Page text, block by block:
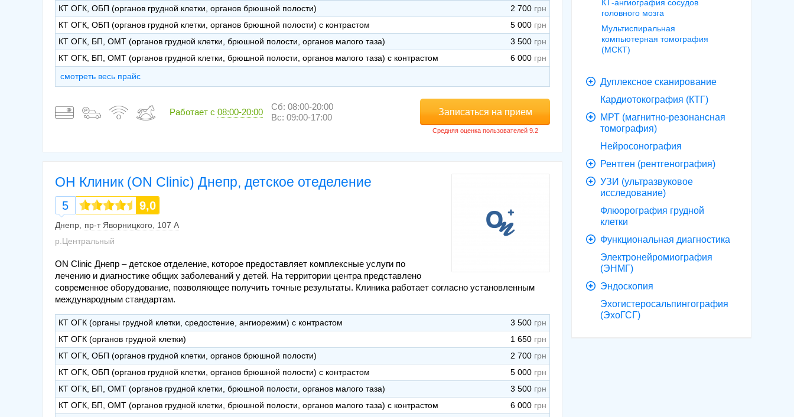
КТ ОГК, ОБП (органов грудной клетки, органов брюшной полости)
2 700
КТ ОГК, ОБП (органов грудной клетки, органов брюшной полости) с контрастом
5 000
КТ ОГК, БП, ОМТ (органов грудной клетки, брюшной полости, органов малого таза)
3 500
КТ ОГК, БП, ОМТ (органов грудной клетки, брюшной полости, органов малого таза) с контрастом
6 000
смотреть весь прайс
Работает с 08:00-20:00
Сб: 08:00-20:00
Вс: 09:00-17:00
Записаться на прием
ОН Клиник (ON Clinic) Днепр, детское отеделение
5 9,0
Днепр
пр-т Яворницкого, 107 А
р.Центральный
ON Clinic Днепр – детское отделение, которое предоставляет комплексные услуги по
лечению и диагностике общих заболеваний у детей. На территории центра представлено
современное оборудование, позволяющее получить точные результаты. Клиника работает согласно установленным
международным стандартам.
КТ ОГК (органы грудной клетки, средостение, ангиорежим) с контрастом
3 500
КТ ОГК (органов грудной клетки)
1 650
КТ ОГК, ОБП (органов грудной клетки, органов брюшной полости)
2 700
КТ ОГК, ОБП (органов грудной клетки, органов брюшной полости) с контрастом
5 000
КТ ОГК, БП, ОМТ (органов грудной клетки, брюшной полости, органов малого таза)
3 500
КТ ОГК, БП, ОМТ (органов грудной клетки, брюшной полости, органов малого таза) с контрастом
6 000
КТ-ангиография сосудов
головного мозга
Мультиспиральная
компьютерная томография
(МСКТ)
Дуплексное сканирование
Кардиотокография (КТГ)
МРТ (магнитно-резонансная
томография)
Нейросонография
Рентген (рентгенография)
УЗИ (ультразвуковое
исследование)
Флюорография грудной
клетки
Функциональная диагностика
Электронейромиография
(ЭНМГ)
Эндоскопия
Эхогистеросальпингография
(ЭхоГСГ)